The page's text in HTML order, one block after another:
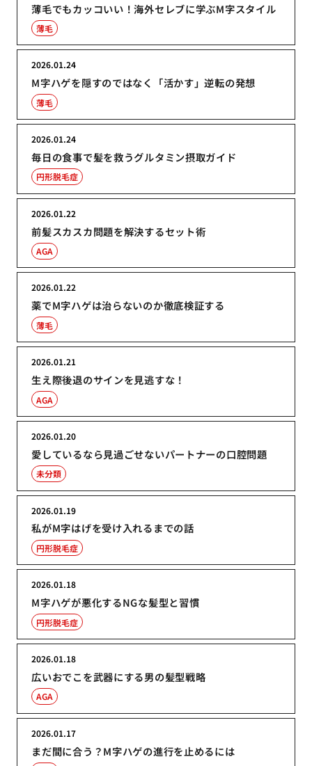
薄毛でもカッコいい！海外セレブに学ぶM字スタイル
薄毛
M字ハゲを隠すのではなく「活かす」逆転の発想
2026.01.24
薄毛
毎日の食事で髪を救うグルタミン摂取ガイド
2026.01.24
円形脱毛症
前髪スカスカ問題を解決するセット術
2026.01.22
AGA
薬でM字ハゲは治らないのか徹底検証する
2026.01.22
薄毛
生え際後退のサインを見逃すな！
2026.01.21
AGA
愛しているなら見過ごせないパートナーの口腔問題
2026.01.20
未分類
私がM字はげを受け入れるまでの話
2026.01.19
円形脱毛症
M字ハゲが悪化するNGな髪型と習慣
2026.01.18
円形脱毛症
広いおでこを武器にする男の髪型戦略
2026.01.18
AGA
まだ間に合う？M字ハゲの進行を止めるには
2026.01.17